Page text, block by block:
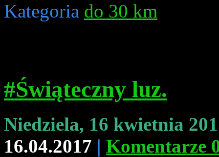
Kategoria do 30 km
#Świąteczny luz.
Niedziela, 16 kwietnia
16.04.2017 | Komentarze